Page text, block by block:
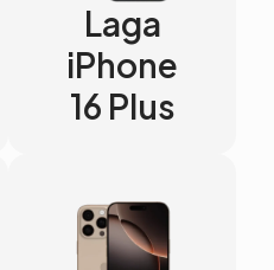
Laga
iPhone
16 Plus